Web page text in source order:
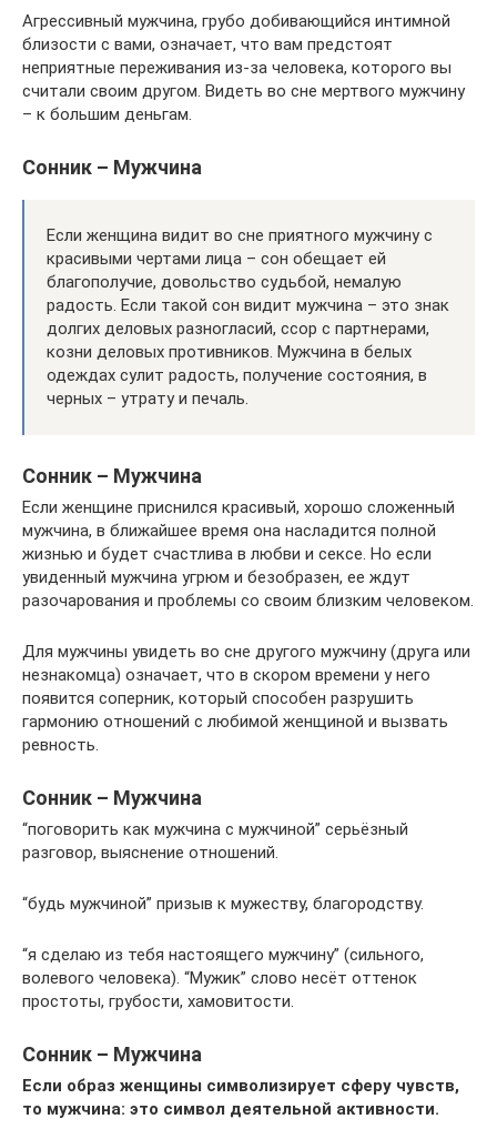
Агрессивный мужчина, грубо добивающийся интимной
близости с вами, означает, что вам предстоят
неприятные переживания из-за человека, которого вы
считали своим другом. Видеть во сне мертвого мужчину
– к большим деньгам.
Сонник – Мужчина
Если женщина видит во сне приятного мужчину с
красивыми чертами лица – сон обещает ей
благополучие, довольство судьбой, немалую
радость. Если такой сон видит мужчина – это знак
долгих деловых разногласий, ссор с партнерами,
козни деловых противников. Мужчина в белых
одеждах сулит радость, получение состояния, в
черных – утрату и печаль.
Сонник – Мужчина
Если женщине приснился красивый, хорошо сложенный
мужчина, в ближайшее время она насладится полной
жизнью и будет счастлива в любви и сексе. Но если
увиденный мужчина угрюм и безобразен, ее ждут
разочарования и проблемы со своим близким человеком.
Для мужчины увидеть во сне другого мужчину (друга или
незнакомца) означает, что в скором времени у него
появится соперник, который способен разрушить
гармонию отношений с любимой женщиной и вызвать
ревность.
Сонник – Мужчина
“поговорить как мужчина с мужчиной” серьёзный
разговор, выяснение отношений.
“будь мужчиной” призыв к мужеству, благородству.
“я сделаю из тебя настоящего мужчину” (сильного,
волевого человека). “Мужик” слово несёт оттенок
простоты, грубости, хамовитости.
Сонник – Мужчина
Если образ женщины символизирует сферу чувств,
то мужчина: это символ деятельной активности.